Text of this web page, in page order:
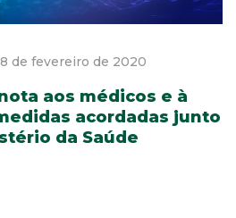
de fevereiro de 2020
aos médicos e à
acordadas junto
da Saúde